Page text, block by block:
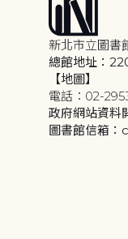
新北市立圖書
總館地址：
【地圖】
電話：02-
政府網站資料
圖書館信箱